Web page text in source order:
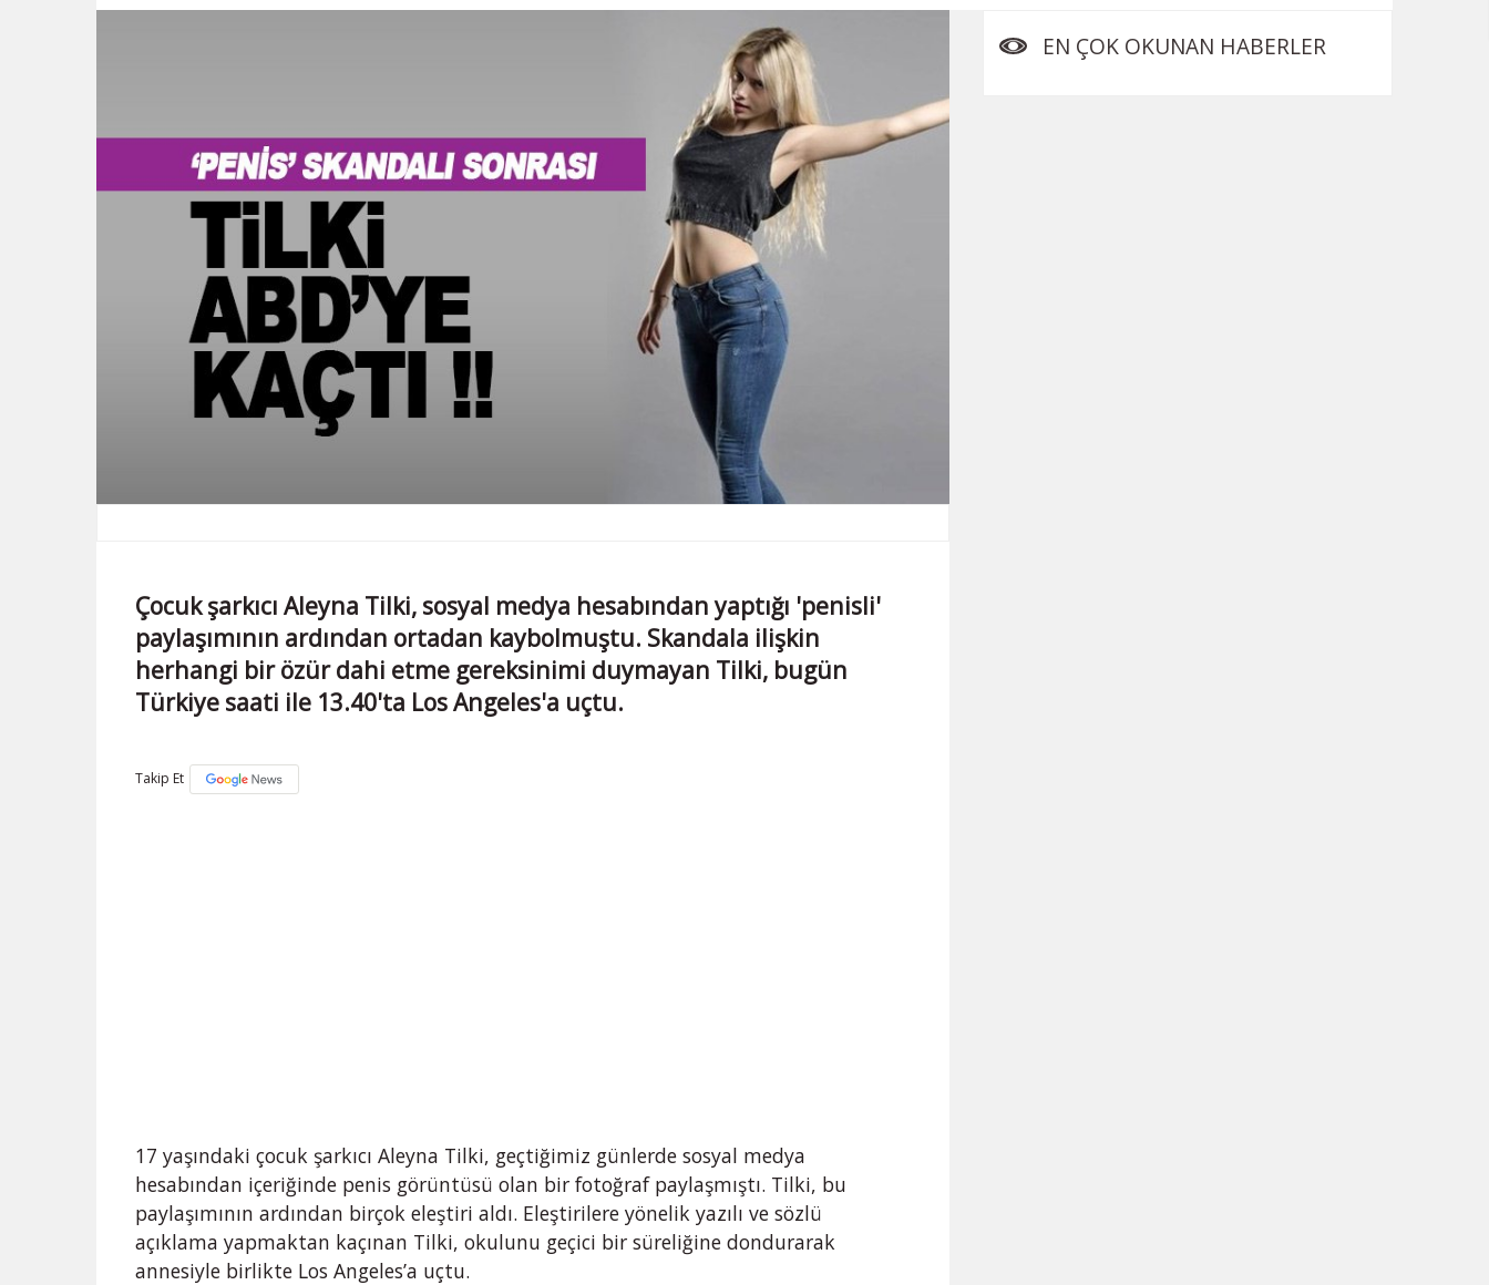
Çocuk şarkıcı Aleyna Tilki, sosyal medya hesabından yaptığı 'penisli'
paylaşımının ardından ortadan kaybolmuştu. Skandala ilişkin
herhangi bir özür dahi etme gereksinimi duymayan Tilki, bugün
Türkiye saati ile 13.40'ta Los Angeles'a uçtu.
Takip Et
17 yaşındaki çocuk şarkıcı Aleyna Tilki, geçtiğimiz günlerde sosyal medya
hesabından içeriğinde penis görüntüsü olan bir fotoğraf paylaşmıştı. Tilki, bu
paylaşımının ardından birçok eleştiri aldı. Eleştirilere yönelik yazılı ve sözlü
açıklama yapmaktan kaçınan Tilki, okulunu geçici bir süreliğine dondurarak
annesiyle birlikte Los Angeles’a uçtu.
EN ÇOK OKUNAN HABERLER